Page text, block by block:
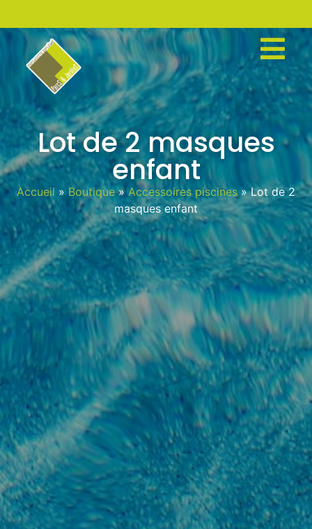
Lot de 2 masques
enfant
Accueil » Boutique » Accessoires piscines »Lot de 2
masques enfant